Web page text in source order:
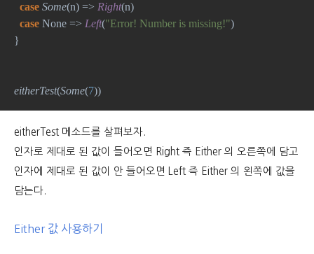
case Some(n) => Right(n)
case None => Left("Error! Number is missing!")
}
eitherTest(Some(7))
eitherTest 메소드를 살펴보자.
인자로 제대로 된 값이 들어오면 Right 즉 Either 의 오른쪽에 담고
인자에 제대로 된 값이 안 들어오면 Left 즉 Either 의 왼쪽에 값을
담는다.
Either 값 사용하기